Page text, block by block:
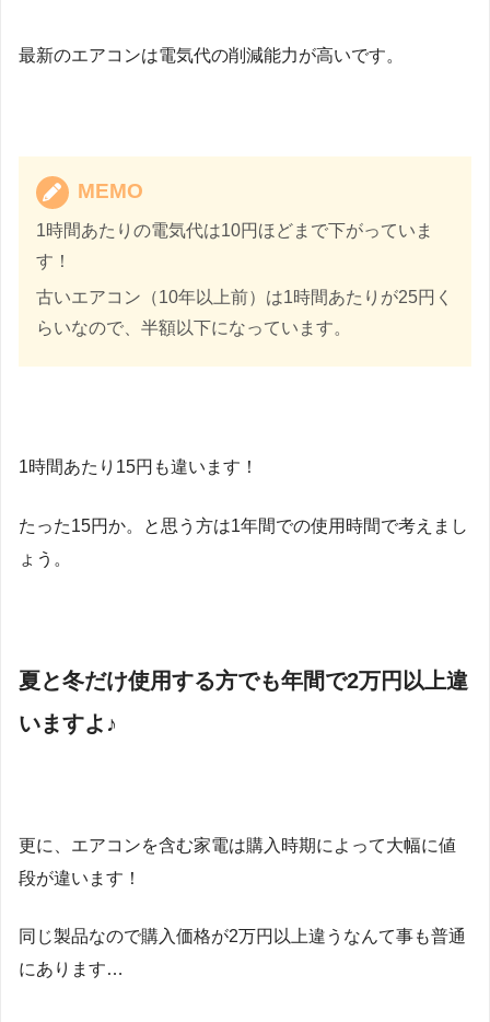
最新のエアコンは電気代の削減能力が高いです。
MEMO
1時間あたりの電気代は10円ほどまで下がっていま
す！
古いエアコン（10年以上前）は1時間あたりが25円く
らいなので、半額以下になっています。
1時間あたり15円も違います！
たった15円か。と思う方は1年間での使用時間で考えまし
ょう。
夏と冬だけ使用する方でも年間で2万円以上違
いますよ♪
更に、エアコンを含む家電は購入時期によって大幅に値
段が違います！
同じ製品なので購入価格が2万円以上違うなんて事も普通
にあります…